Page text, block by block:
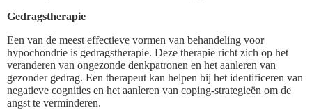
Gedragstherapie
Een van de meest effectieve vormen van behandeling voor
hypochondrie is gedragstherapie. Deze therapie richt zich op het
veranderen van ongezonde denkpatronen en het aanleren van
gezonder gedrag. Een therapeut kan helpen bij het identificeren van
negatieve cognities en het aanleren van coping-strategieën om de
angst te verminderen.